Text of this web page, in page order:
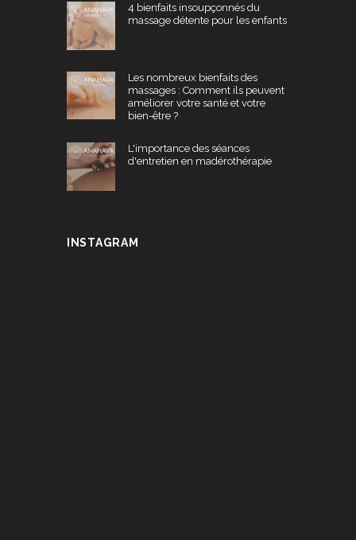
4 bienfaits insoupçonnés du
massage détente pour les enfants
Les nombreux bienfaits des
massages : Comment ils peuvent
améliorer votre santé et votre
bien-être ?
L'importance des séances
d'entretien en madérothérapie
INSTAGRAM